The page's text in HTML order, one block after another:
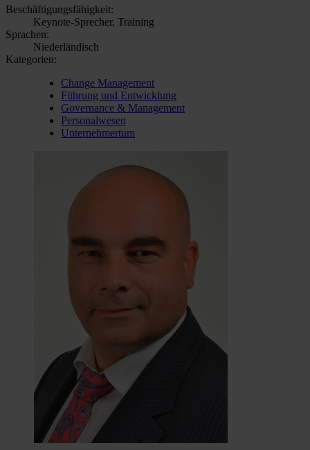
Beschäftigungsfähigkeit:
Keynote-Sprecher, Training
Sprachen:
Niederländisch
Kategorien:
Change Management
Führung und Entwicklung
Governance & Management
Personalwesen
Unternehmertum